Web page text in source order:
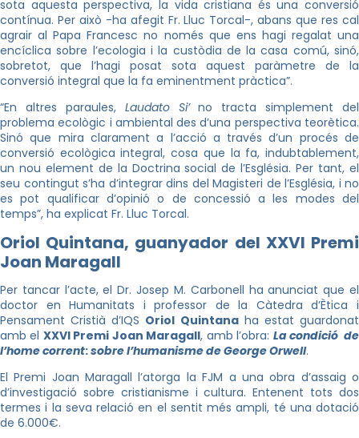
sota aquesta perspectiva, la vida cristiana és una conversió
contínua. Per això -ha afegit Fr. Lluc Torcal-, abans que res cal
agrair al Papa Francesc no només que ens hagi regalat una
encíclica sobre l’ecologia i la custòdia de la casa comú, sinó,
sobretot, que l’hagi posat sota aquest paràmetre de la
conversió integral que la fa eminentment pràctica”.
“En altres paraules, Laudato Si’no tracta simplement del
problema ecològic i ambiental des d’una perspectiva teorètica.
Sinó que mira clarament a l’acció a través d’un procés de
conversió ecològica integral, cosa que la fa, indubtablement,
un nou element de la Doctrina social de l’Església. Per tant, el
seu contingut s’ha d’integrar dins del Magisteri de l’Església, i no
es pot qualificar d’opinió o de concessió a les modes del
temps”, ha explicat Fr. Lluc Torcal.
Oriol Quintana, guanyador del XXVI Premi
Joan Maragall
Per tancar l’acte, el Dr. Josep M. Carbonell ha anunciat que el
doctor en Humanitats i professor de la Càtedra d’Ètica i
Pensament Cristià d’IQS Oriol Quintana ha estat guardonat
amb el XXVI Premi Joan Maragall, amb l’obra: La condició de
l’home corrent:sobre l’humanisme de George Orwell.
El Premi Joan Maragall l’atorga la FJM a una obra d’assaig o
d’investigació sobre cristianisme i cultura. Entenent tots dos
termes i la seva relació en el sentit més ampli, té una dotació
de 6.000€.